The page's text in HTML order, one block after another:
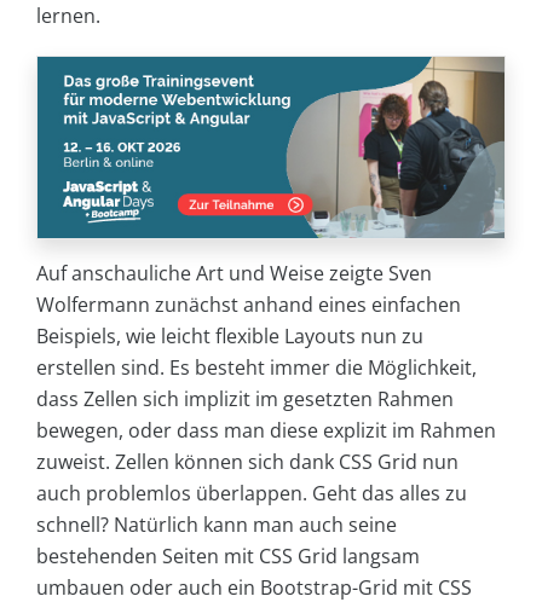
lernen.
Auf anschauliche Art und Weise zeigte Sven
Wolfermann zunächst anhand eines einfachen
Beispiels, wie leicht flexible Layouts nun zu
erstellen sind. Es besteht immer die Möglichkeit,
dass Zellen sich implizit im gesetzten Rahmen
bewegen, oder dass man diese explizit im Rahmen
zuweist. Zellen können sich dank CSS Grid nun
auch problemlos überlappen. Geht das alles zu
schnell? Natürlich kann man auch seine
bestehenden Seiten mit CSS Grid langsam
umbauen oder auch ein Bootstrap-Grid mit CSS